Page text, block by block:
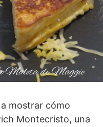
mostrar cómo
Montecristo, una